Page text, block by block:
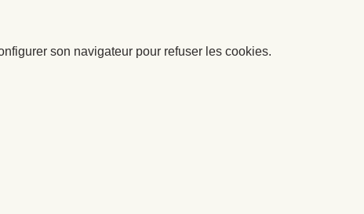
son navigateur pour refuser les cookies.